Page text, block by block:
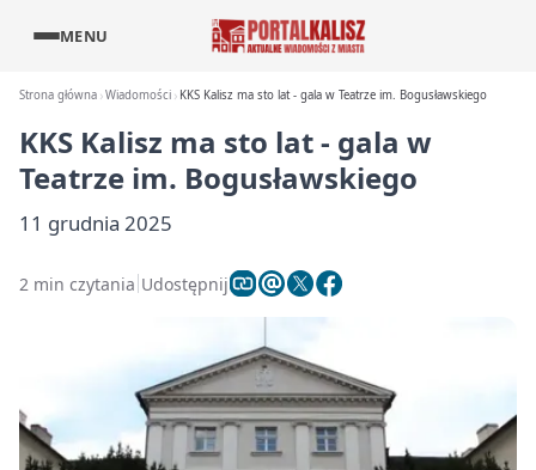
MENU
Strona główna Wiadomości KKS Kalisz ma sto lat - gala w Teatrze im. Bogusławskiego
KKS Kalisz ma sto lat - gala w
Teatrze im. Bogusławskiego
11 grudnia 2025
2 min czytania Udostępnij